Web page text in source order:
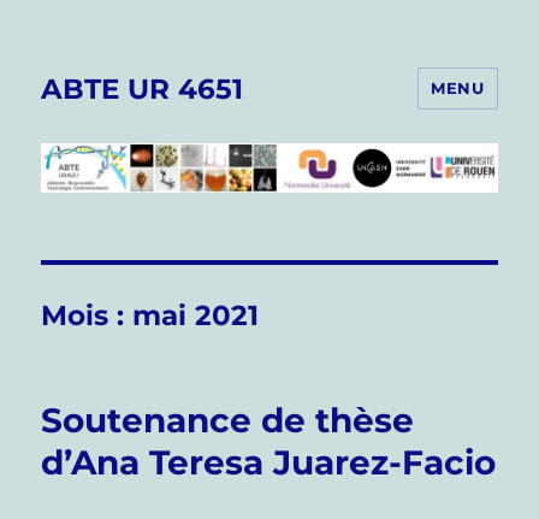
ABTE UR 4651 MENU
Mois : mai 2021
Soutenance de thèse
d’Ana Teresa Juarez-Facio